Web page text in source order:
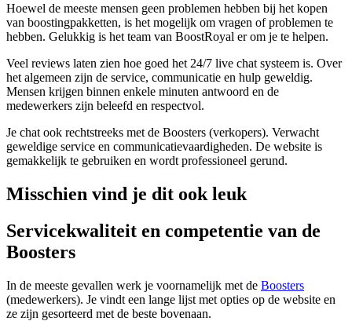
Hoewel de meeste mensen geen problemen hebben bij het kopen
van boostingpakketten, is het mogelijk om vragen of problemen te
hebben. Gelukkig is het team van BoostRoyal er om je te helpen.
Veel reviews laten zien hoe goed het 24/7 live chat systeem is. Over
het algemeen zijn de service, communicatie en hulp geweldig.
Mensen krijgen binnen enkele minuten antwoord en de
medewerkers zijn beleefd en respectvol.
Je chat ook rechtstreeks met de Boosters (verkopers). Verwacht
geweldige service en communicatievaardigheden. De website is
gemakkelijk te gebruiken en wordt professioneel gerund.
Misschien vind je dit ook leuk
Servicekwaliteit en competentie van de
Boosters
In de meeste gevallen werk je voornamelijk met de Boosters
(medewerkers). Je vindt een lange lijst met opties op de website en
ze zijn gesorteerd met de beste bovenaan.